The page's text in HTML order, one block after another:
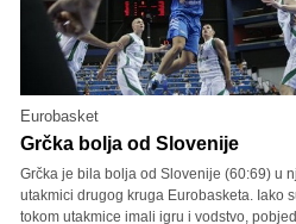
Eurobasket
Grčka bolja od Slovenije
Grčka je bila bolja od Slovenije (60:69) u
utakmici drugog kruga Eurobasketa. Iako
tokom utakmice imali igru i vodstvo,